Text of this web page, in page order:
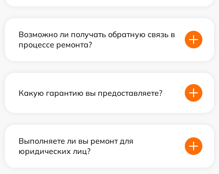
Возможно ли получать обратную связь в
процессе ремонта?
Какую гарантию вы предоставляете?
Выполняете ли вы ремонт для
юридических лиц?